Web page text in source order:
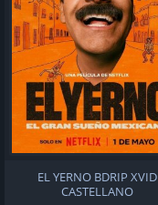
EL YERNO BDRIP XVID
CASTELLANO